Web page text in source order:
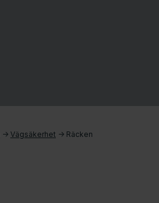
-> Vägsäkerhet -> Räcken